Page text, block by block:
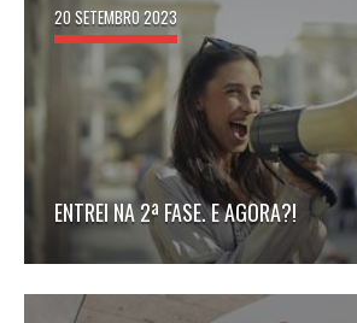
20 SETEMBRO 2023
ENTREI NA 2ª FASE. E AGORA?!